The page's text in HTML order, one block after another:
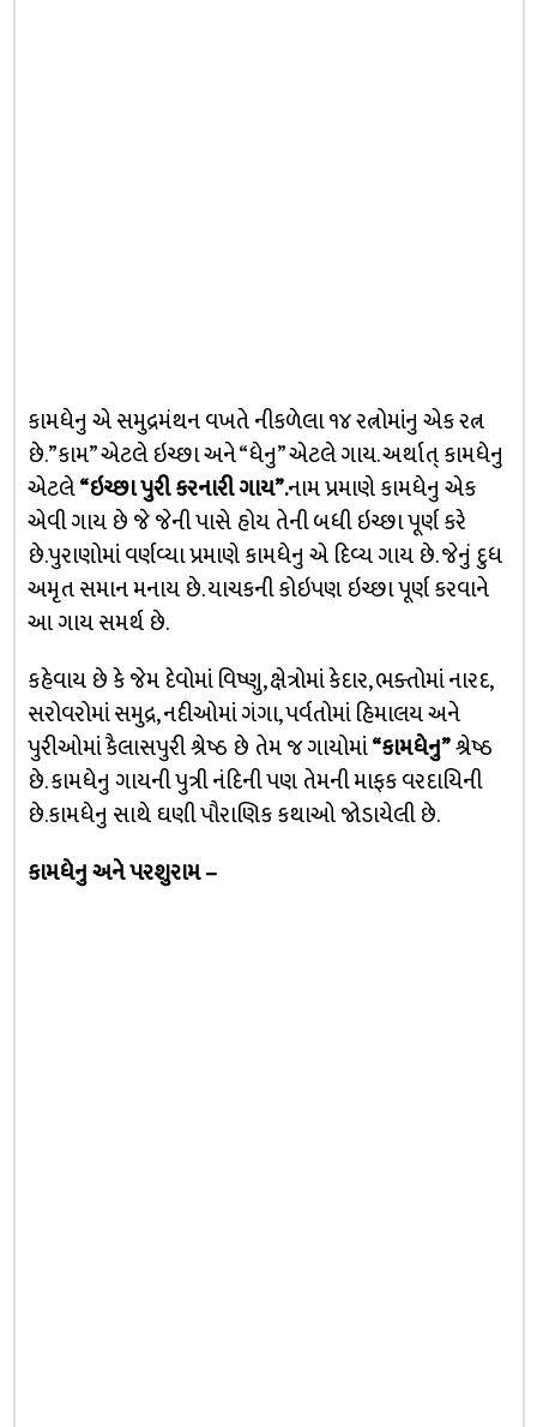
કામધેનુ એ સમુદ્રમંથન વખતે નીકળેલા ૧૪ રત્નોમાંનુ એક રત્ન
છે.”કામ” એટલે ઇચ્છા અને “ધેનુ” એટલે ગાય. અર્થાત્ કામધેનુ
એટલે“ઇચ્છા પુરી કરનારી ગાય”.નામ પ્રમાણે કામધેનુ એક
એવી ગાય છે જે જેની પાસે હોય તેની બધી ઇચ્છા પૂર્ણ કરે
છે.પુરાણોમાં વર્ણવ્યા પ્રમાણે કામધેનુ એ દિવ્ય ગાય છે. જેનું દુધ
અમૃત સમાન મનાય છે. યાચકની કોઇપણ ઇચ્છા પૂર્ણ કરવાને
આ ગાય સમર્થ છે.
કહેવાય છે કે જેમ દેવોમાં વિષ્ણુ, ક્ષેત્રોમાં કેદાર, ભક્તોમાં નારદ,
સરોવરોમાં સમુદ્ર, નદીઓમાં ગંગા, પર્વતોમાં હિમાલય અને
પુરીઓમાં કૈલાસપુરી શ્રેષ્ઠ છે તેમ જ ગાયોમાં“કામધેનુ”શ્રેષ્ઠ
છે. કામધેનુ ગાયની પુત્રી નંદિની પણ તેમની માફક વરદાયિની
છે.કામધેનુ સાથે ઘણી પૌરાણિક કથાઓ જોડાયેલી છે.
કામધેનુ અને પરશુરામ –